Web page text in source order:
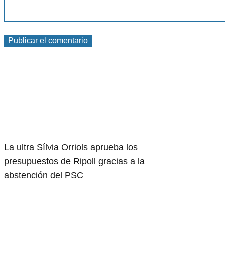
La ultra Sílvia Orriols aprueba los
presupuestos de Ripoll gracias a la
abstención del PSC